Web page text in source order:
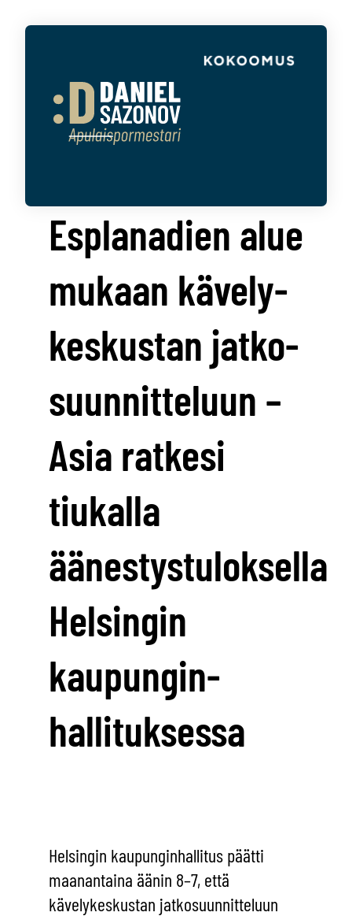
Esplanadien alue
mukaan kävely­
keskustan jatko­
suunnitteluun –
Asia ratkesi
tiukalla
äänestystuloksella
Helsingin
kaupungin­
hallituksessa
Helsingin kaupunginhallitus päätti
maanantaina äänin 8–7, että
kävelykeskustan jatkosuunnitteluun